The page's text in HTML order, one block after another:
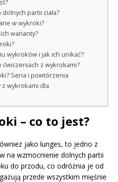
partii ciała?
w wykroki?
warianty?
wykroków i jak ich unikać?
ćwiczeniach z wykrokami?
Seria i powtórzenia
z wykrokami dla
– co to jest?
jako lunges, to jedno z
na wzmocnienie dolnych partii
do przodu, co odróżnia je od
przede wszystkim mięśnie